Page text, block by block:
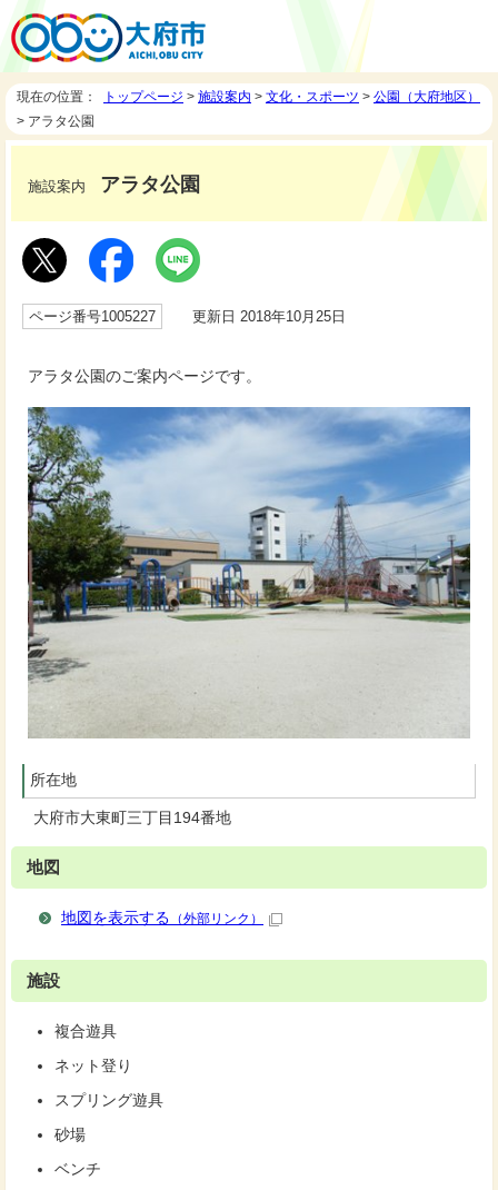
現在の位置： トップページ > 施設案内 > 文化・スポーツ > 公園（大府地区）
> アラタ公園
施設案内 アラタ公園
ページ番号1005227 更新日 2018年10月25日
アラタ公園のご案内ページです。
所在地
大府市大東町三丁目194番地
地図
地図を表示する （外部リンク）
施設
複合遊具
ネット登り
スプリング遊具
砂場
ベンチ